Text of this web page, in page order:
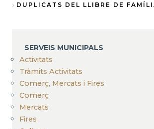
PERFIL
DEL
ANUNCIS
DUPLICATS DEL LLIBRE DE
SERVEIS MUNICIPALS
Activitats
Tràmits Activitats
Comerç, Mercats i Fires
Comerç
Mercats
Fires